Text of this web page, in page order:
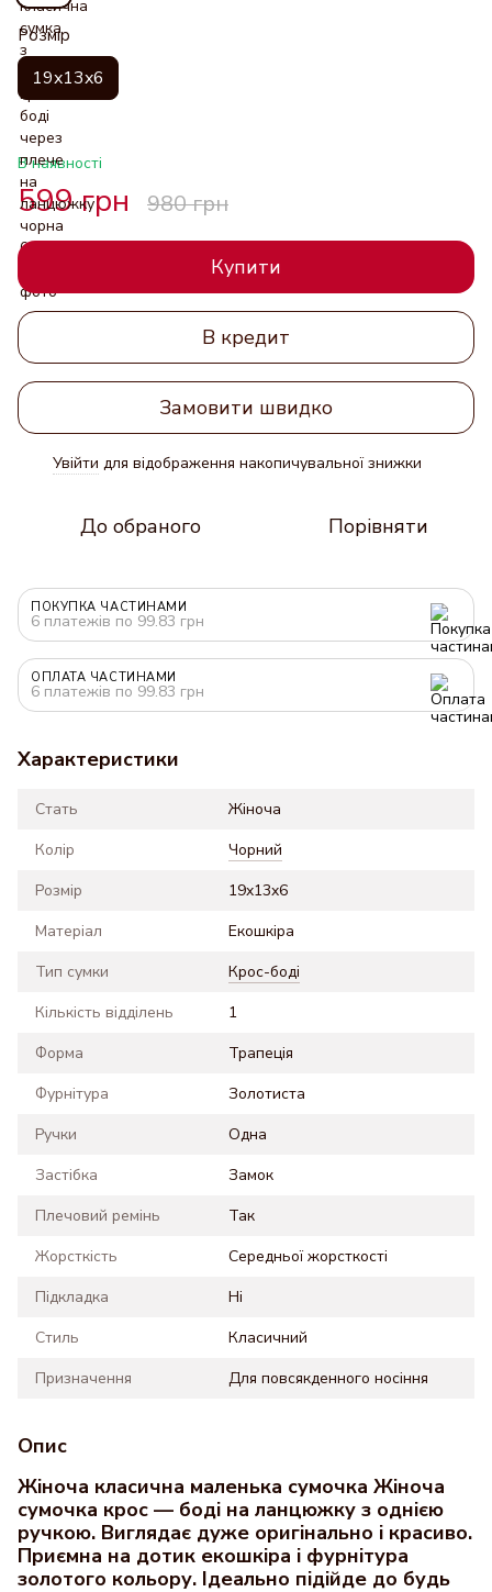
Розмір
19x13x6
В наявності
599 грн 980 грн
Купити
В кредит
Замовити швидко
Увійти для відображення накопичувальної знижки
До обраного Порівняти
ПОКУПКА ЧАСТИНАМИ
6 платежів по 99.83 грн
ОПЛАТА ЧАСТИНАМИ
6 платежів по 99.83 грн
Характеристики
Стать
Жіноча
Колір
Чорний
Розмір
19x13x6
Матеріал
Екошкіра
Тип сумки
Крос-боді
Кількість відділень
1
Форма
Трапеція
Фурнітура
Золотиста
Ручки
Одна
Застібка
Замок
Плечовий ремінь
Так
Жорсткість
Середньої жорсткості
Підкладка
Ні
Стиль
Класичний
Призначення
Для повсякденного носіння
Опис
Жіноча класична маленька сумочка Жіноча
сумочка крос — боді на ланцюжку з однією
ручкою. Виглядає дуже оригінально і красиво.
Приємна на дотик екошкіра і фурнітура
золотого кольору. Ідеально підійде до будь